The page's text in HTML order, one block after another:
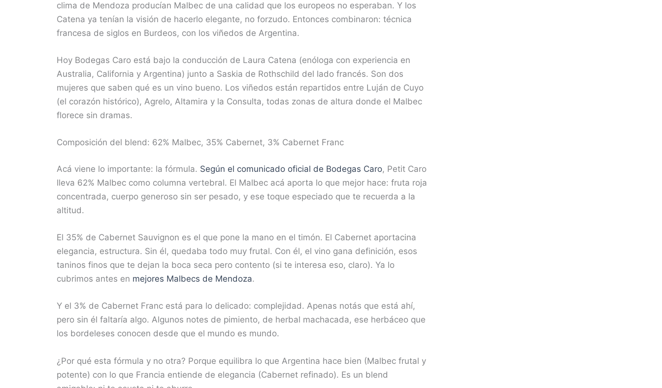
clima de Mendoza producían Malbec de una calidad que los europeos no esperaban. Y los
Catena ya tenían la visión de hacerlo elegante, no forzudo. Entonces combinaron: técnica
francesa de siglos en Burdeos, con los viñedos de Argentina.
Hoy Bodegas Caro está bajo la conducción de Laura Catena (enóloga con experiencia en
Australia, California y Argentina) junto a Saskia de Rothschild del lado francés. Son dos
mujeres que saben qué es un vino bueno. Los viñedos están repartidos entre Luján de Cuyo
(el corazón histórico), Agrelo, Altamira y la Consulta, todas zonas de altura donde el Malbec
florece sin dramas.
Composición del blend: 62% Malbec, 35% Cabernet, 3% Cabernet Franc
Acá viene lo importante: la fórmula. Según el comunicado oficial de Bodegas Caro, Petit Caro
lleva 62% Malbec como columna vertebral. El Malbec acá aporta lo que mejor hace: fruta roja
concentrada, cuerpo generoso sin ser pesado, y ese toque especiado que te recuerda a la
altitud.
El 35% de Cabernet Sauvignon es el que pone la mano en el timón. El Cabernet aportacina
elegancia, estructura. Sin él, quedaba todo muy frutal. Con él, el vino gana definición, esos
taninos finos que te dejan la boca seca pero contento (si te interesa eso, claro). Ya lo
cubrimos antes en mejores Malbecs de Mendoza.
Y el 3% de Cabernet Franc está para lo delicado: complejidad. Apenas notás que está ahí,
pero sin él faltaría algo. Algunos notes de pimiento, de herbal machacada, ese herbáceo que
los bordeleses conocen desde que el mundo es mundo.
¿Por qué esta fórmula y no otra? Porque equilibra lo que Argentina hace bien (Malbec frutal y
potente) con lo que Francia entiende de elegancia (Cabernet refinado). Es un blend